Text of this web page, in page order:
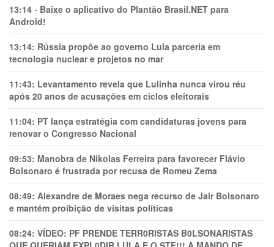
13:14 - Baixe o aplicativo do Plantão Brasil.NET para
Android!
13:14: Rússia propõe ao governo Lula parceria em
tecnologia nuclear e projetos no mar
11:43: Levantamento revela que Lulinha nunca virou réu
após 20 anos de acusações em ciclos eleitorais
11:04: PT lança estratégia com candidaturas jovens para
renovar o Congresso Nacional
09:53: Manobra de Nikolas Ferreira para favorecer Flávio
Bolsonaro é frustrada por recusa de Romeu Zema
08:49: Alexandre de Moraes nega recurso de Jair Bolsonaro
e mantém proibição de visitas políticas
08:24: VÍDEO: PF PRENDE TERR0RlSTAS B0LSONARlSTAS